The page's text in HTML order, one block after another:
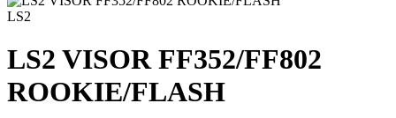
LS2
LS2 VISOR FF352/FF802
ROOKIE/FLASH